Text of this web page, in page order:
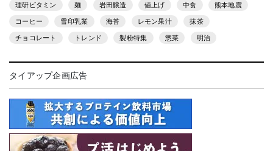
理研ビタミン 麺 岩田醸造 値上げ 中食 熊本地震
コーヒー 雪印乳業 海苔 レモン果汁 抹茶
チョコレート トレンド 製粉特集 惣菜 明治
タイアップ企画広告